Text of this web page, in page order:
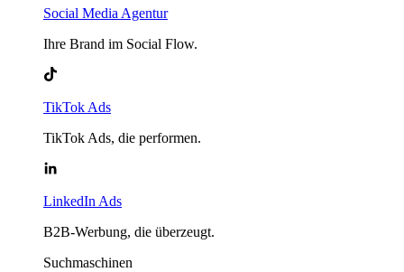
Social Media Agentur
Ihre Brand im Social Flow.
TikTok Ads
TikTok Ads, die performen.
LinkedIn Ads
B2B-Werbung, die überzeugt.
Suchmaschinen